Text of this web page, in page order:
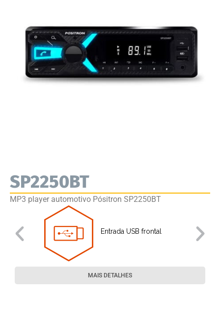
SP2250BT
MP3 player automotivo Pósitron SP2250BT
Entrada USB frontal
MAIS DETALHES